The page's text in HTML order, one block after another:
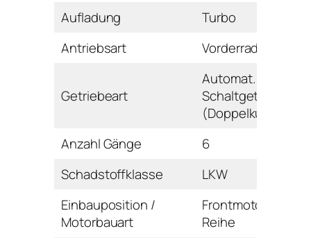
Aufladung
Turbo
Antriebsart
Vorderrad
Getriebeart
Automat.
Schaltgetriebe
(Doppelkupplung)
Anzahl Gänge
6
Schadstoffklasse
LKW
Einbauposition /
Motorbauart
Frontmotor /
Reihe